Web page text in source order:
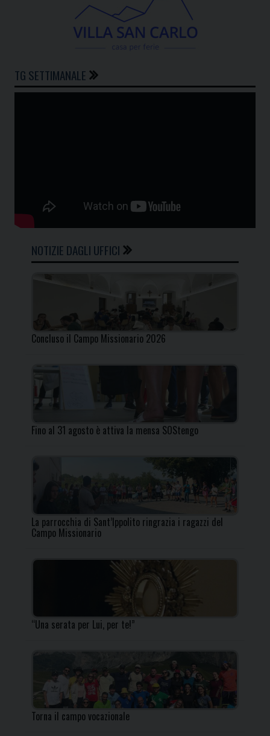
TG SETTIMANALE
NOTIZIE DAGLI UFFICI
Concluso il Campo Missionario 2026
Fino al 31 agosto è attiva la mensa SOStengo
La parrocchia di Sant’Ippolito ringrazia i ragazzi del
Campo Missionario
“Una serata per Lui, per te!”
Torna il campo vocazionale